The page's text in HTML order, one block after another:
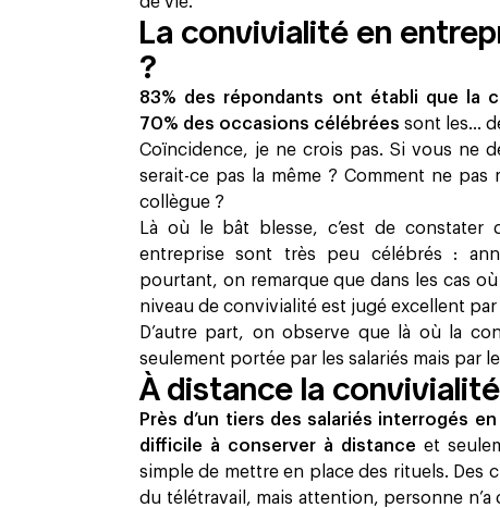
La convivialité en
?
83% des répondants ont établi que la
70% des occasions célébrées sont les…
Coïncidence, je ne crois pas. Si vous ne
serait-ce pas la même ? Comment ne pas
collègue ?
Là où le bât blesse, c’est de
entreprise sont très peu célébrés :
pourtant, on remarque que dans les cas
niveau de convivialité est jugé excellent
D’autre part, on observe que là où la
seulement portée par les salariés mais par
À distance la
Près d’un tiers des salariés interrogés
difficile à conserver à distance et
simple de mettre en place des rituels. Des
du télétravail, mais attention, personne